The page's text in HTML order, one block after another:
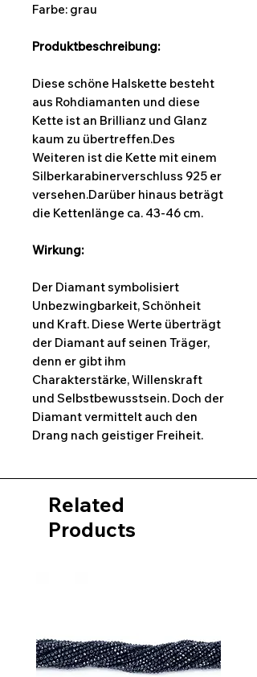
Farbe: grau
Produktbeschreibung:
Diese schöne Halskette besteht
aus Rohdiamanten und diese
Kette ist an Brillianz und Glanz
kaum zu übertreffen.Des
Weiteren ist die Kette mit einem
Silberkarabinerverschluss 925 er
versehen.Darüber hinaus beträgt
die Kettenlänge ca. 43-46 cm.
Wirkung:
Der Diamant symbolisiert
Unbezwingbarkeit, Schönheit
und Kraft. Diese Werte überträgt
der Diamant auf seinen Träger,
denn er gibt ihm
Charakterstärke, Willenskraft
und Selbstbewusstsein. Doch der
Diamant vermittelt auch den
Drang nach geistiger Freiheit.
Related
Products